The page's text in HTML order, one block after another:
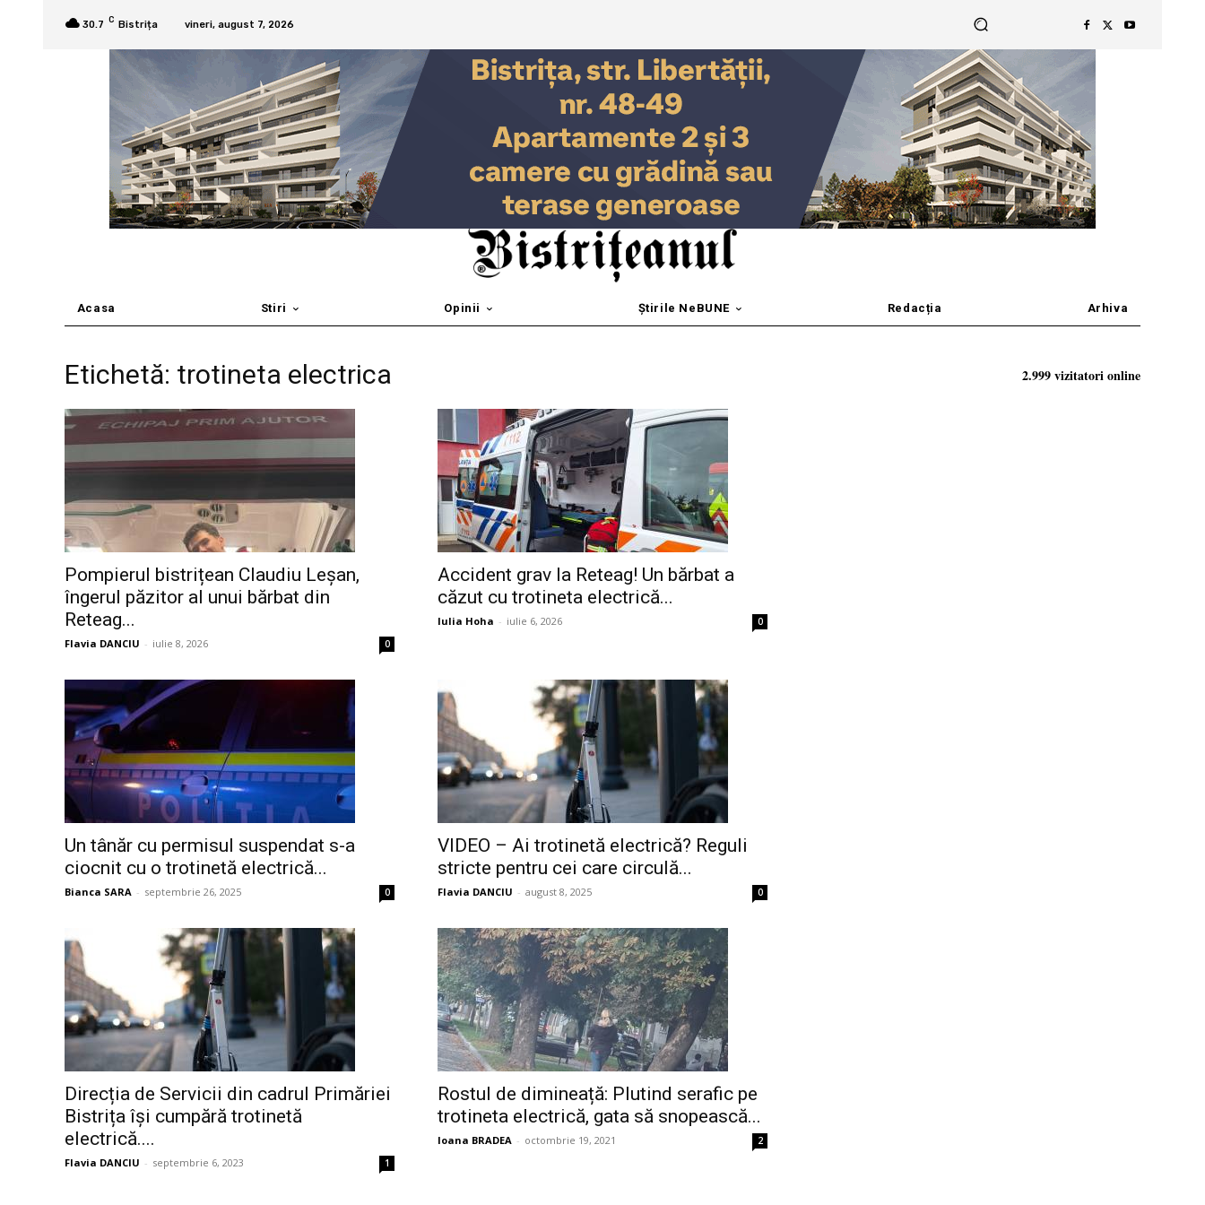
30.7 C Bistrița vineri, august 7, 2026
Acasa Stiri Opinii Știrile NeBUNE Redacția Arhiva
Etichetă: trotineta electrica
Pompierul bistrițean Claudiu Leșan,
îngerul păzitor al unui bărbat din
Reteag...
Flavia DANCIU - iulie 8, 2026 0
Accident grav la Reteag! Un bărbat a
căzut cu trotineta electrică...
Iulia Hoha - iulie 6, 2026 0
Un tânăr cu permisul suspendat s-a
ciocnit cu o trotinetă electrică...
Bianca SARA - septembrie 26, 2025 0
VIDEO – Ai trotinetă electrică? Reguli
stricte pentru cei care circulă...
Flavia DANCIU - august 8, 2025 0
Direcția de Servicii din cadrul Primăriei
Bistrița își cumpără trotinetă
electrică....
Flavia DANCIU - septembrie 6, 2023 1
Rostul de dimineață: Plutind serafic pe
trotineta electrică, gata să snopească...
Ioana BRADEA - octombrie 19, 2021 2
2.999 vizitatori online